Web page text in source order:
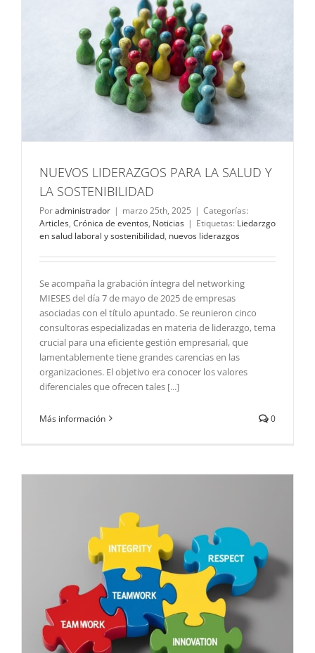
NUEVOS LIDERAZGOS PARA LA SALUD Y
LA SOSTENIBILIDAD
Poradministrador | marzo 25th, 2025 | Categorías:
Articles, Crónica de eventos, Noticias | Etiquetas: Liedarzgo
en salud laboral y sostenibilidad, nuevos liderazgos
Se acompaña la grabación íntegra del networking
MIESES del día 7 de mayo de 2025 de empresas
asociadas con el título apuntado. Se reunieron cinco
consultoras especializadas en materia de liderazgo, tema
crucial para una eficiente gestión empresarial, que
lamentablemente tiene grandes carencias en las
organizaciones. El objetivo era conocer los valores
diferenciales que ofrecen tales [...]
Más información 0